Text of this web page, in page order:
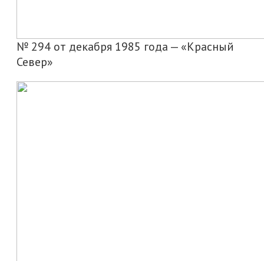
№ 294 от декабря 1985 года — «Красный
Север»